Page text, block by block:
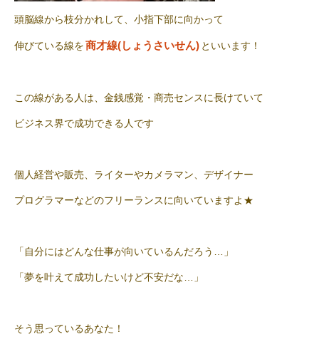
頭脳線から枝分かれして、小指下部に向かって
伸びている線を商才線(しょうさいせん) といいます！
この線がある人は、金銭感覚・商売センスに長けていて
ビジネス界で成功できる人です
個人経営や販売、ライターやカメラマン、デザイナー
プログラマーなどのフリーランスに向いていますよ★
「自分にはどんな仕事が向いているんだろう…」
「夢を叶えて成功したいけど不安だな…」
そう思っているあなた！